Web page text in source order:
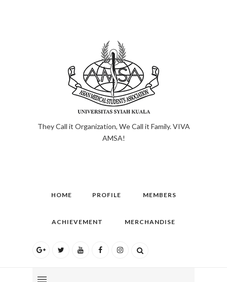
They Call it Organization, We Call it Family. VIVA
AMSA!
HOME PROFILE MEMBERS
ACHIEVEMENT MERCHANDISE